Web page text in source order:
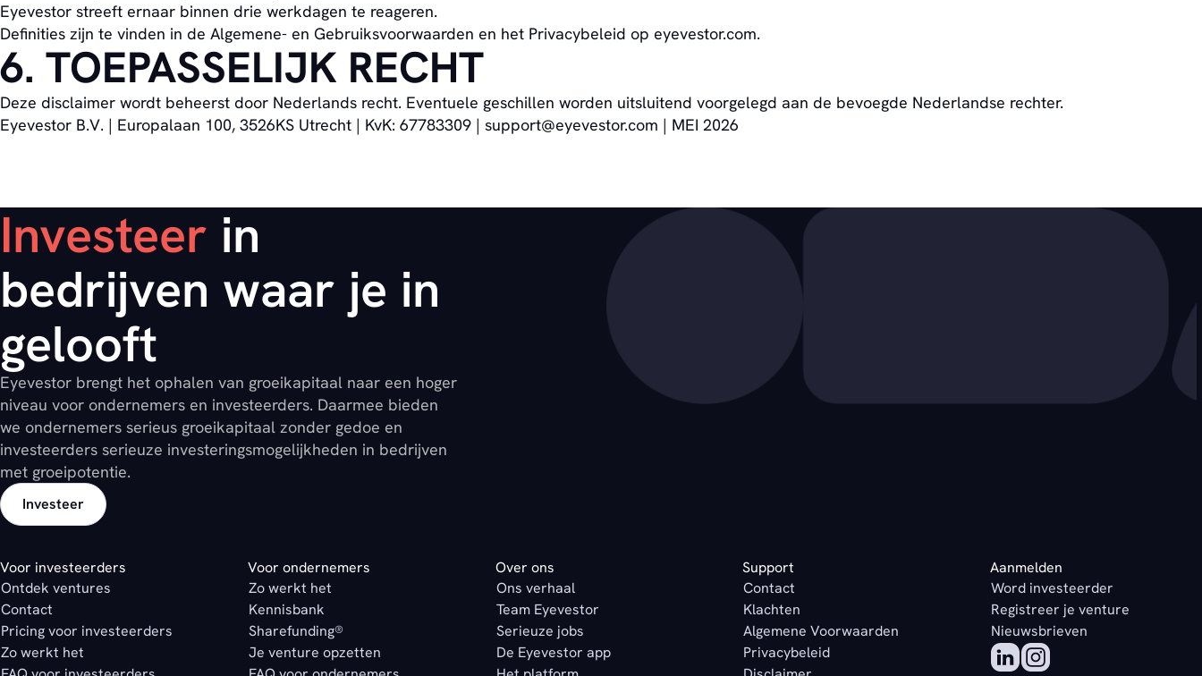
Eyevestor streeft ernaar binnen drie werkdagen te reageren.
Definities zijn te vinden in de Algemene- en Gebruiksvoorwaarden en het Privacybeleid op eyevestor.com.
6. TOEPASSELIJK RECHT
Deze disclaimer wordt beheerst door Nederlands recht. Eventuele geschillen worden uitsluitend voorgelegd aan de bevoegde Nederlandse rechter.
Eyevestor B.V. | Europalaan 100, 3526KS Utrecht | KvK: 67783309 | support@eyevestor.com | MEI 2026
Investeer in
bedrijven waar je in
gelooft
Eyevestor brengt het ophalen van groeikapitaal naar een hoger
niveau voor ondernemers en investeerders. Daarmee bieden
we ondernemers serieus groeikapitaal zonder gedoe en
investeerders serieuze investeringsmogelijkheden in bedrijven
met groeipotentie.
Investeer
Voor investeerders
Ontdek ventures
Contact
Pricing voor investeerders
Zo werkt het
Voor ondernemers
Zo werkt het
Kennisbank
Sharefunding®
Je venture opzetten
Over ons
Ons verhaal
Team Eyevestor
Serieuze jobs
De Eyevestor app
Support
Contact
Klachten
Algemene Voorwaarden
Privacybeleid
Aanmelden
Word investeerder
Registreer je venture
Nieuwsbrieven